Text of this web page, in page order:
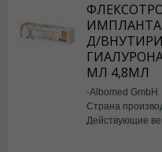
Д/
МЛ 4,8МЛ
-Albomed GmbH
Страна
Действующие